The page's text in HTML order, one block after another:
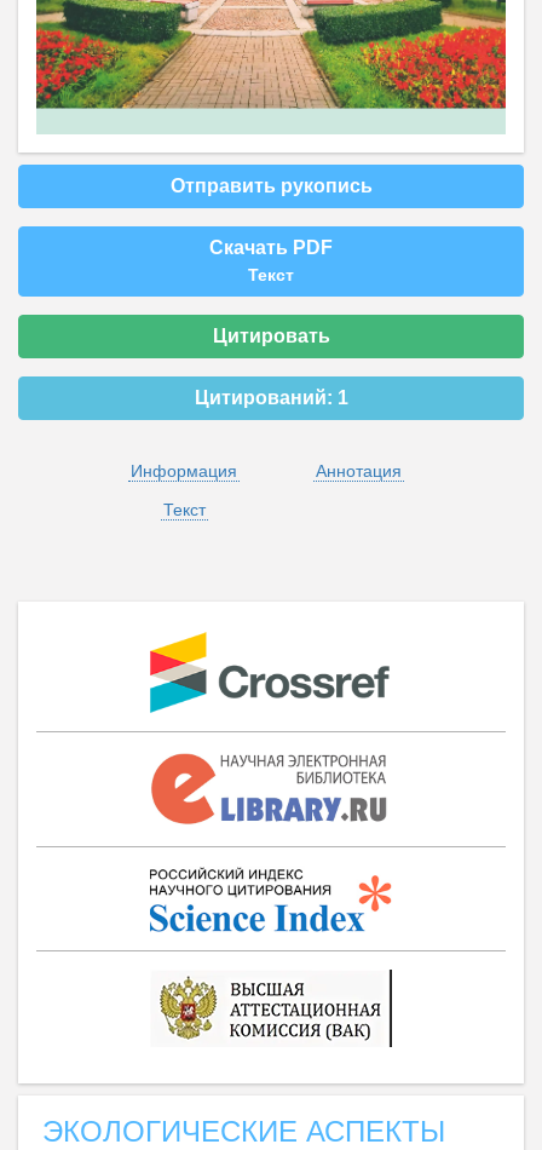
Отправить рукопись
Скачать PDF
Текст
Цитировать
Цитирований: 1
Информация
Аннотация
Текст
ЭКОЛОГИЧЕСКИЕ АСПЕКТЫ